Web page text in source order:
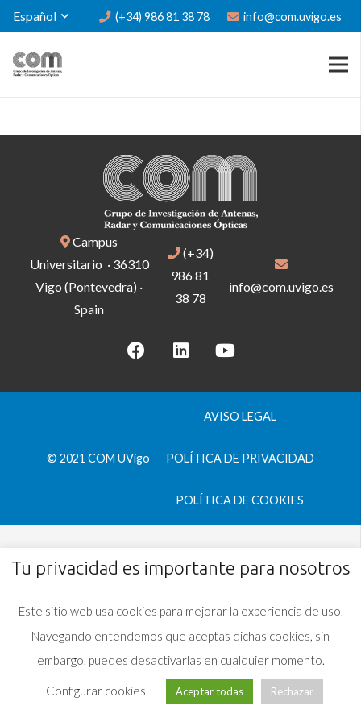
Español (+34) 986 81 38 78 info@com.uvigo.es
Campus
Universitario · 36310
Vigo (Pontevedra) ·
Spain
(+34)
986 81
38 78
info@com.uvigo.es
© 2021 COM UVigo
AVISO LEGAL
POLÍTICA DE PRIVACIDAD
POLÍTICA DE COOKIES
Tu privacidad es importante para nosotros
Este sitio web usa cookies para mejorar la experiencia de uso.
Navegando entendemos que aceptas dichas cookies, sin
embargo, puedes desactivarlas en cualquier momento.
Configurar cookies Aceptar todas Rechazar